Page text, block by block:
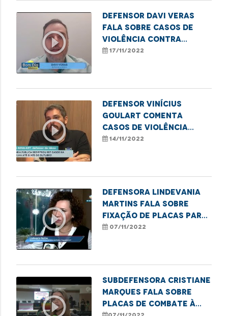
play_circle_outline
Defensor Davi Veras
fala sobre casos de
violência contra
crianças no MA
17/11/2022
play_circle_outline
Defensor Vinícius
Goulart comenta
casos de violência
contra o idoso no
14/11/2022
play_circle_outline
Defensora Lindevania
Martins fala sobre
fixação de placas para
evitar a discriminação
07/11/2022
play_circle_outline
Subdefensora Cristiane
Marques fala sobre
placas de combate à